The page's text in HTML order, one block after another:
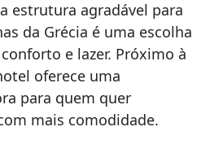
estrutura agradável para
da Grécia é uma escolha
e lazer. Próximo à
oferece uma
para quem quer
mais comodidade.